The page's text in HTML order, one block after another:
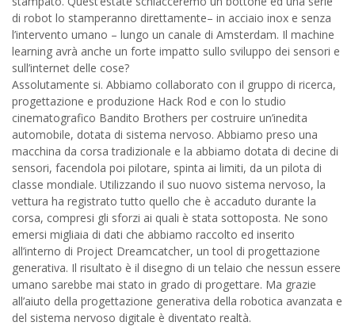
di robot lo stamperanno direttamente– in acciaio inox e senza
l’intervento umano – lungo un canale di Amsterdam. Il machine
learning avrà anche un forte impatto sullo sviluppo dei sensori e
sull’internet delle cose?
Assolutamente si. Abbiamo collaborato con il gruppo di ricerca,
progettazione e produzione Hack Rod e con lo studio
cinematografico Bandito Brothers per costruire un’inedita
automobile, dotata di sistema nervoso. Abbiamo preso una
macchina da corsa tradizionale e la abbiamo dotata di decine di
sensori, facendola poi pilotare, spinta ai limiti, da un pilota di
classe mondiale. Utilizzando il suo nuovo sistema nervoso, la
vettura ha registrato tutto quello che è accaduto durante la
corsa, compresi gli sforzi ai quali è stata sottoposta. Ne sono
emersi migliaia di dati che abbiamo raccolto ed inserito
all’interno di Project Dreamcatcher, un tool di progettazione
generativa. Il risultato è il disegno di un telaio che nessun essere
umano sarebbe mai stato in grado di progettare. Ma grazie
all’aiuto della progettazione generativa della robotica avanzata e
del sistema nervoso digitale è diventato realtà.